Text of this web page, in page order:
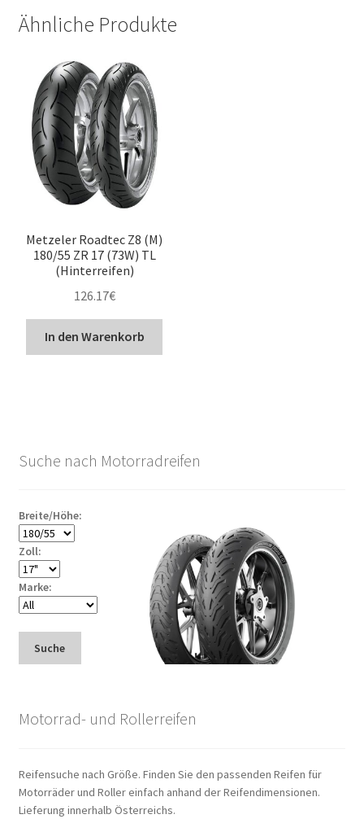
Ähnliche Produkte
Metzeler Roadtec Z8 (M)
180/55 ZR 17 (73W) TL
(Hinterreifen)
126.17€
In den Warenkorb
Suche nach Motorradreifen
Breite/Höhe:
Zoll:
Marke:
Suche
Motorrad- und Rollerreifen
Reifensuche nach Größe. Finden Sie den passenden Reifen für
Motorräder und Roller einfach anhand der Reifendimensionen.
Lieferung innerhalb Österreichs.